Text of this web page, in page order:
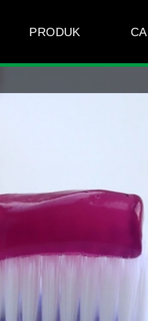
PRODUK